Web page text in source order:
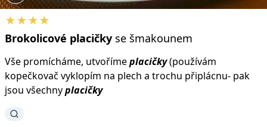
★★★★
Brokolicové placičky se šmakounem
Vše promícháme, utvořímeplacičky(používám
kopečkovač vyklopím na plech a trochu připlácnu- pak
jsou všechnyplacičky